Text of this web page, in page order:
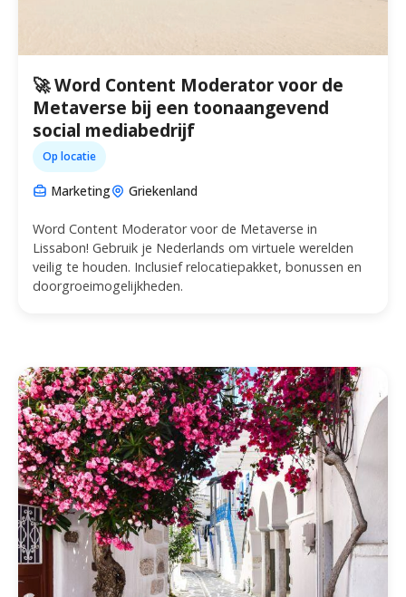
🚀 Word Content Moderator voor de
Metaverse bij een toonaangevend
social mediabedrijf
Op locatie
Marketing Griekenland
Word Content Moderator voor de Metaverse in
Lissabon! Gebruik je Nederlands om virtuele werelden
veilig te houden. Inclusief relocatiepakket, bonussen en
doorgroeimogelijkheden.